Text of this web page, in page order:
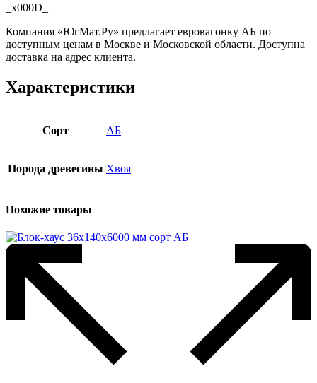
_x000D_
Компания «ЮгМат.Ру» предлагает евровагонку АБ по
доступным ценам в Москве и Московской области. Доступна
доставка на адрес клиента.
Характеристики
Сорт АБ
Порода древесины Хвоя
Похожие товары